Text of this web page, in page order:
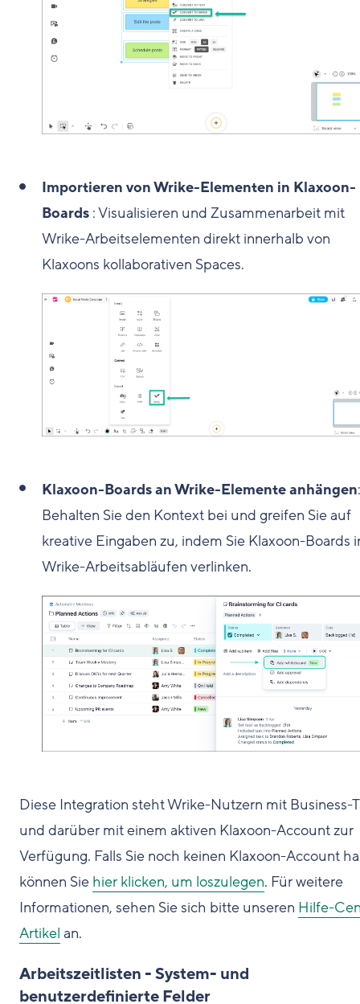
Importieren von Wrike-Elementen in Klaxoon-
Boards : Visualisieren und Zusammenarbeit mit
Wrike-Arbeitselementen direkt innerhalb von
Klaxoons kollaborativen Spaces.
Klaxoon-Boards an Wrike-Elemente anhängen:
Behalten Sie den Kontext bei und greifen Sie auf
kreative Eingaben zu, indem Sie Klaxoon-Boards
Wrike-Arbeitsabläufen verlinken.
Diese Integration steht Wrike-Nutzern mit Business-
und darüber mit einem aktiven Klaxoon-Account zur
Verfügung. Falls Sie noch keinen Klaxoon-Account
können Sie hier klicken, um loszulegen. Für weitere
Informationen, sehen Sie sich bitte unseren Hilfe-
Artikel an.
Arbeitszeitlisten - System- und
benutzerdefinierte Felder